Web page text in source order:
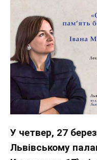
У четвер, 27
Львівському